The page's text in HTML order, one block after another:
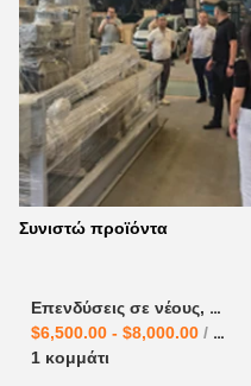
Συνιστώ προϊόντα
Επενδύσεις σε νέους, μακροπρόθεσμη προμήθεια εξωτερικού αντιδραστήρα κυλινδρικού αντιδραστήρα χημικού αντιδραστήρα
$6,500.00 - $8,000.00 / κομμάτι
1 κομμάτι